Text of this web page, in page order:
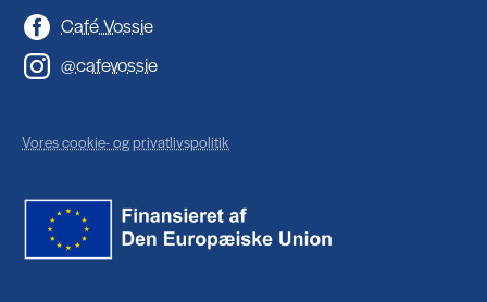
Café Vossie
@cafevossie
Vores cookie- og privatlivspolitik